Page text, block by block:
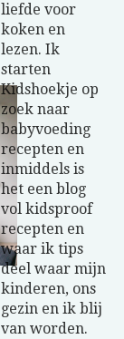
liefde voor
koken en
lezen. Ik
starten
Kidshoekje op
zoek naar
babyvoeding
recepten en
inmiddels is
het een blog
vol kidsproof
recepten en
waar ik tips
deel waar mijn
kinderen, ons
gezin en ik blij
van worden.